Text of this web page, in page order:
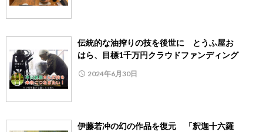
伝統的な油搾りの技を後世に とうふ屋お
はら、目標1千万円クラウドファンディング
2024年6月30日
伊藤若冲の幻の作品を復元 「釈迦十六羅